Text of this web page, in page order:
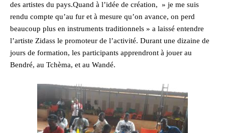
des artistes du pays.Quand à l’idée de création, » je me suis
rendu compte qu’au fur et à mesure qu’on avance, on perd
beaucoup plus en instruments traditionnels » a laissé entendre
l’artiste Zidass le promoteur de l’activité. Durant une dizaine de
jours de formation, les participants apprendront à jouer au
Bendré, au Tchèma, et au Wandé.